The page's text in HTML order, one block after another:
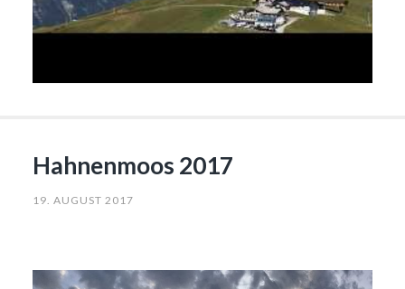
Hahnenmoos 2017
19. AUGUST 2017